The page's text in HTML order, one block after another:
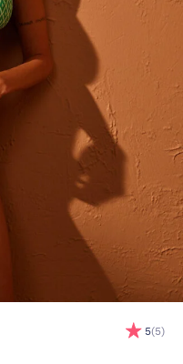
5(5)